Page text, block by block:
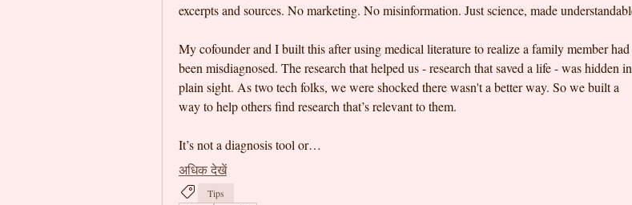
My cofounder and I built this after using medical literature to realize a family member had
been misdiagnosed. The research that helped us - research that saved a life - was hidden in
plain sight. As two tech folks, we were shocked there wasn't a better way. So we built a
way to help others find research that’s relevant to them.
It’s not a diagnosis tool or…
अधिक देखें
Tips